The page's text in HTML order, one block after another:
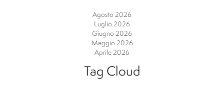
Agosto 2026
Luglio 2026
Giugno 2026
Maggio 2026
Aprile 2026
Tag Cloud